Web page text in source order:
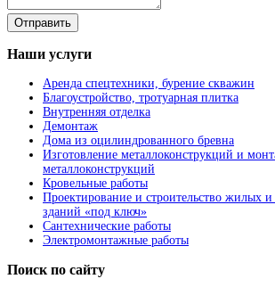
Наши услуги
Аренда спецтехники, бурение скважин
Благоустройство, тротуарная плитка
Внутренняя отделка
Демонтаж
Дома из оцилиндрованного бревна
Изготовление металлоконструкций и
металлоконструкций
Кровельные работы
Проектирование и строительство жилых
зданий «под ключ»
Сантехнические работы
Электромонтажные работы
Поиск по сайту